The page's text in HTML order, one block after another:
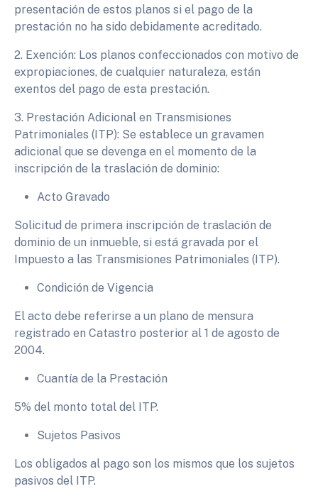
presentación de estos planos si el pago de la
prestación no ha sido debidamente acreditado.
2. Exención: Los planos confeccionados con motivo de
expropiaciones, de cualquier naturaleza, están
exentos del pago de esta prestación.
3. Prestación Adicional en Transmisiones
Patrimoniales (ITP): Se establece un gravamen
adicional que se devenga en el momento de la
inscripción de la traslación de dominio:
Acto Gravado
Solicitud de primera inscripción de traslación de
dominio de un inmueble, si está gravada por el
Impuesto a las Transmisiones Patrimoniales (ITP).
Condición de Vigencia
El acto debe referirse a un plano de mensura
registrado en Catastro posterior al 1 de agosto de
2004.
Cuantía de la Prestación
5% del monto total del ITP.
Sujetos Pasivos
Los obligados al pago son los mismos que los sujetos
pasivos del ITP.